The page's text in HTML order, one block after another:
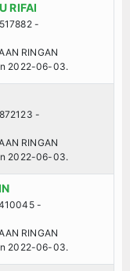
RIFAI
-
RINGAN
2022-06-03.
-
RINGAN
2022-06-03.
-
RINGAN
2022-06-03.